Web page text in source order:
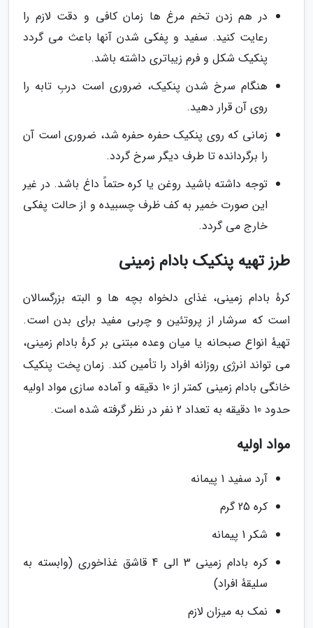
در هم زدن تخم مرغ ها زمان کافی و دقت لازم را
رعایت کنید. سفید و پفکی شدن آنها باعث می گردد
پنکیک شکل و فرم زیباتری داشته باشد.
هنگام سرخ شدن پنکیک، ضروری است دربِ تابه را
روی آن قرار دهید.
زمانی که روی پنکیک حفره حفره شد، ضروری است آن
را برگردانده تا طرف دیگر سرخ گردد.
توجه داشته باشید روغن یا کره حتماً داغ باشد. در غیر
این صورت خمیر به کف ظرف چسبیده و از حالت پفکی
خارج می گردد.
طرز تهیه پنکیک بادام زمینی
کرهٔ بادام زمینی، غذای دلخواه بچه ها و البته بزرگسالان
است که سرشار از پروتئین و چربی مفید برای بدن است.
تهیهٔ انواع صبحانه یا میان وعده مبتنی بر کرهٔ بادام زمینی،
می تواند انرژی روزانه افراد را تأمین کند. زمان پخت پنکیک
خانگی بادام زمینی کمتر از 10 دقیقه و آماده سازی مواد اولیه
حدود 10 دقیقه به تعداد 2 نفر در نظر گرفته شده است.
مواد اولیه
آرد سفید 1 پیمانه
کره 25 گرم
شکر 1 پیمانه
کره بادام زمینی 3 الی 4 قاشق غذاخوری (وابسته به
سلیقهٔ افراد)
نمک به میزان لازم